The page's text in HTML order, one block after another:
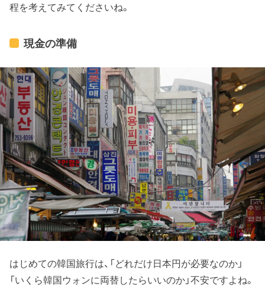
程を考えてみてくださいね。
現金の準備
はじめての韓国旅行は、「どれだけ日本円が必要なのか」
「いくら韓国ウォンに両替したらいいのか」不安ですよね。